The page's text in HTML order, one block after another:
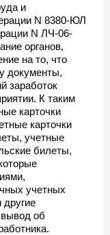
и
N 8380-ЮЛ
N ЛЧ-06-
органов,
на то, что
документы,
заработок
К таким
карточки
карточки
учетные
билеты,
учетных
другие
об